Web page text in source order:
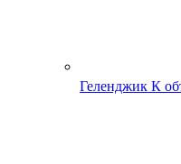
Геленджик К